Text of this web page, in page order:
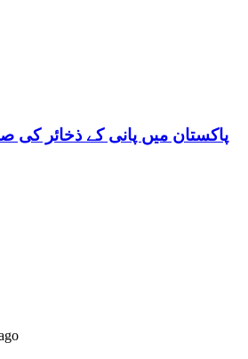
پاکستان میں پانی کے ذخائر کی